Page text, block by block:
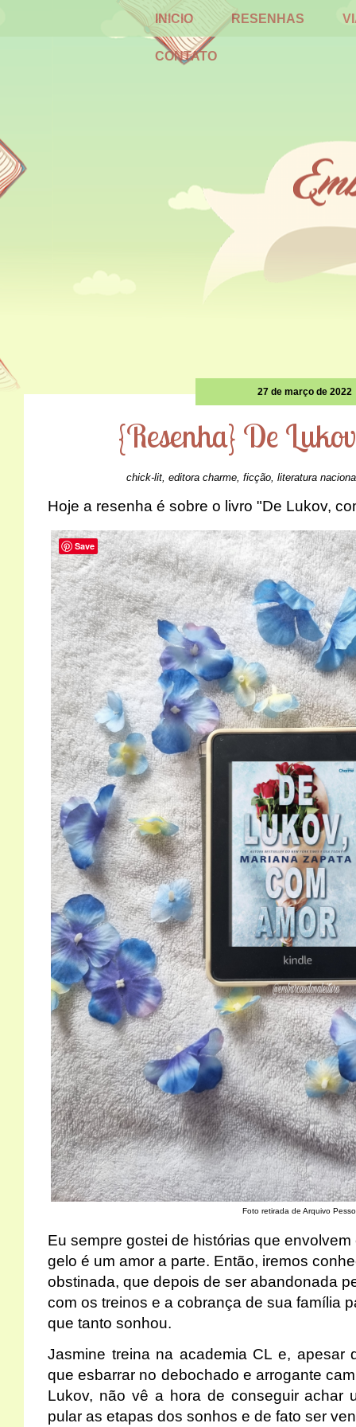
INICIO RESENHAS
CONTATO
27 de março de 2022
{Resenha} De
chick-lit, editora charme, ficção, literatura
Hoje a resenha é sobre o livro "De Lukov,
Foto retirada de Arquivo
Eu sempre gostei de histórias que
gelo é um amor a parte. Então, iremos
obstinada, que depois de ser abandonada
com os treinos e a cobrança de sua família
que tanto sonhou.
Jasmine treina na academia CL e, apesar
que esbarrar no debochado e arrogante
Lukov, não vê a hora de conseguir achar
pular as etapas dos sonhos e de fato ser
Save